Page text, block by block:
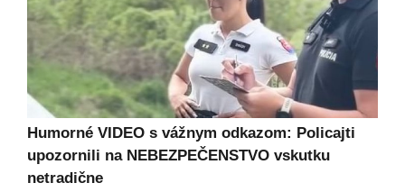
Humorné VIDEO s vážnym odkazom: Policajti
upozornili na NEBEZPEČENSTVO vskutku
netradične